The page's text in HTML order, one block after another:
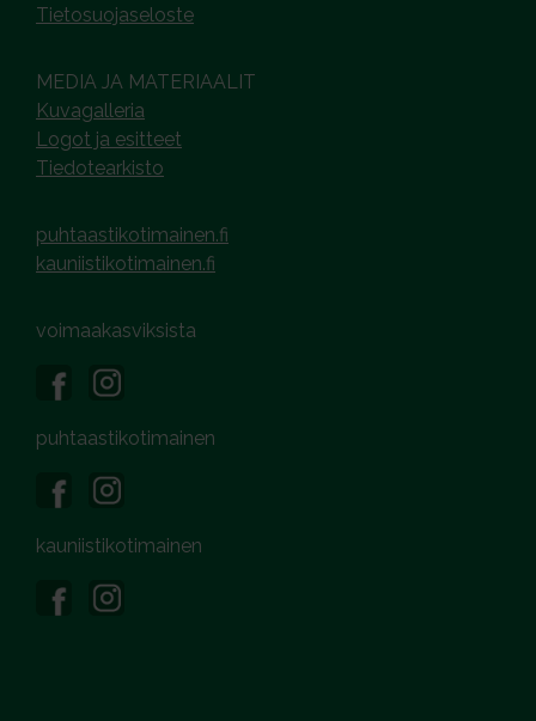
Tietosuojaseloste
MEDIA JA MATERIAALIT
Kuvagalleria
Logot ja esitteet
Tiedotearkisto
puhtaastikotimainen.fi
kauniistikotimainen.fi
voimaakasviksista
puhtaastikotimainen
kauniistikotimainen